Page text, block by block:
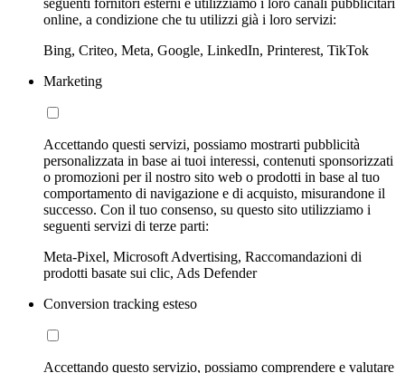
seguenti fornitori esterni e utilizziamo i loro canali pubblicitari
online, a condizione che tu utilizzi già i loro servizi:
Bing, Criteo, Meta, Google, LinkedIn, Printerest, TikTok
Marketing
Accettando questi servizi, possiamo mostrarti pubblicità
personalizzata in base ai tuoi interessi, contenuti sponsorizzati
o promozioni per il nostro sito web o prodotti in base al tuo
comportamento di navigazione e di acquisto, misurandone il
successo. Con il tuo consenso, su questo sito utilizziamo i
seguenti servizi di terze parti:
Meta-Pixel, Microsoft Advertising, Raccomandazioni di
prodotti basate sui clic, Ads Defender
Conversion tracking esteso
Accettando questo servizio, possiamo comprendere e valutare